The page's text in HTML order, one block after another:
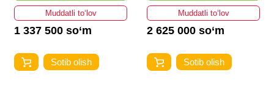
Muddatli to‘lov
1 337 500 so‘m
Sotib olish
Muddatli to‘lov
2 625 000 so‘m
Sotib olish